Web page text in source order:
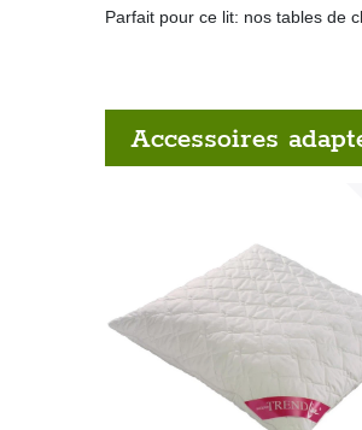
Parfait pour ce lit: nos tables de
Accessoires